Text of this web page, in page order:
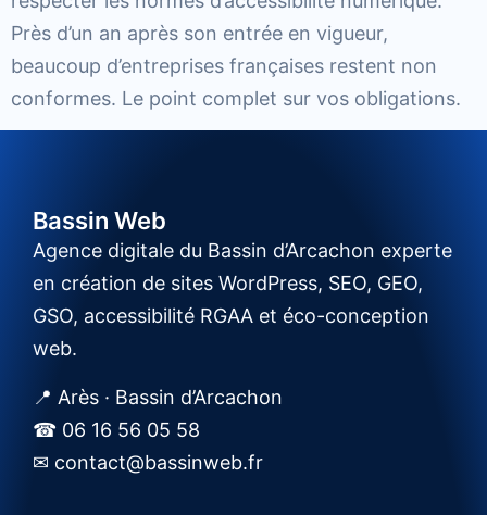
Près d’un an après son entrée en vigueur,
beaucoup d’entreprises françaises restent non
conformes. Le point complet sur vos obligations.
Bassin Web
Agence digitale du Bassin d’Arcachon experte
en création de sites WordPress, SEO, GEO,
GSO, accessibilité RGAA et éco-conception
web.
📍 Arès · Bassin d’Arcachon
☎ 06 16 56 05 58
✉ contact@bassinweb.fr